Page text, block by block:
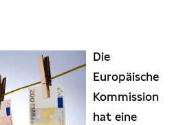
Die
Europäische
Kommission
hat eine